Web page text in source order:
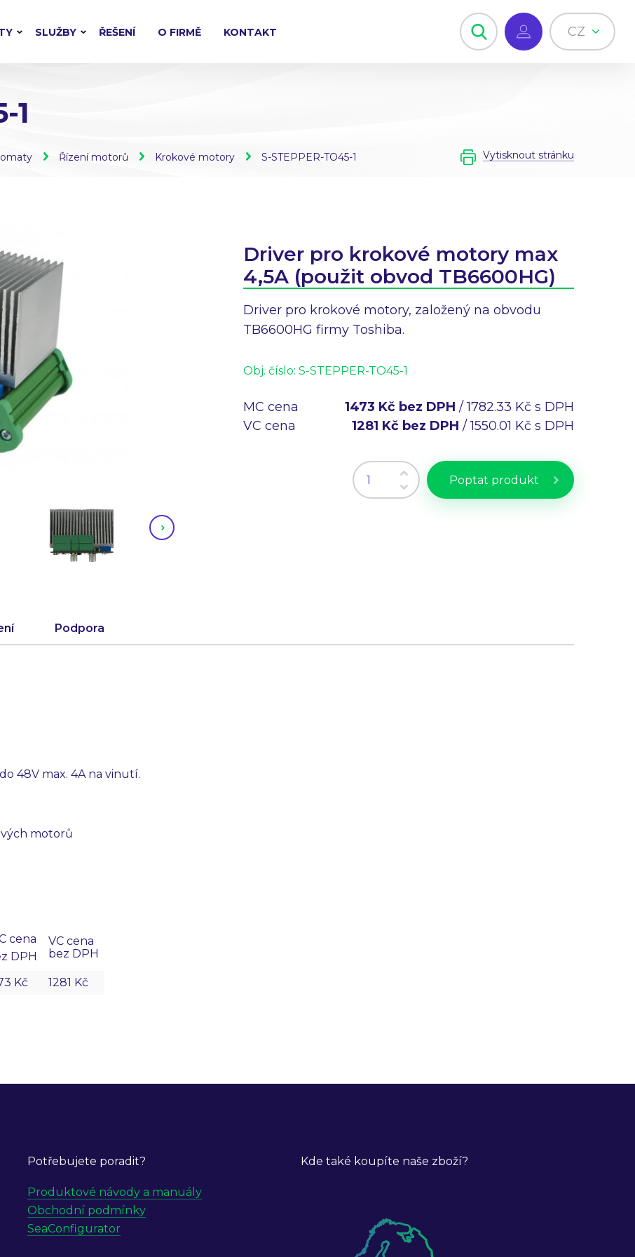
SLUŽBY ŘEŠENÍ O FIRMĚ KONTAKT CZ
1
Řízení motorů Krokové motory S-STEPPER-TO45-1 Vytisknout stránku
Driver pro krokové motory max
4,5A (použit obvod TB6600HG)
Driver pro krokové motory, založený na obvodu
TB6600HG firmy Toshiba.
Obj. číslo: S-STEPPER-TO45-1
MC cena 1473 Kč bez DPH / 1782.33 Kč s DPH
VC cena
1281 Kč bez DPH / 1550.01 Kč s DPH
Poptat produkt
Podpora
48V max. 4A na vinutí.
motorů
cena
DPH
VC cena
bez DPH
Kč 1281 Kč
Potřebujete poradit?
Produktové návody a manuály
Obchodní podmínky
SeaConfigurator
Kde také koupíte naše zboží?